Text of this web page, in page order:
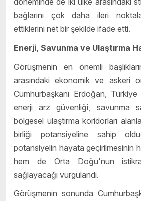
döneminde de iki ülke arasındaki
bağlarını çok daha ileri
ettiklerini net bir şekilde ifade etti.
Enerji, Savunma ve Ulaştırma
Görüşmenin en önemli
arasındaki ekonomik ve askeri
Cumhurbaşkanı Erdoğan,
enerji arz güvenliği, savunma
bölgesel ulaştırma koridorları
birliği potansiyeline sahip
potansiyelin hayata geçirilmesinin
hem de Orta Doğu'nun
sağlayacağı vurgulandı.
Görüşmenin sonunda